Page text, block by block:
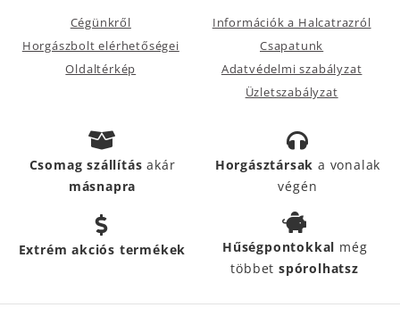
Cégünkről
Horgászbolt elérhetőségei
Oldaltérkép
Információk a Halcatrazról
Csapatunk
Adatvédelmi szabályzat
Üzletszabályzat
Csomag szállításakár
másnapra
Horgásztársak a vonalak
végén
Extrém akciós termékek Hűségpontokkal még
többetspórolhatsz